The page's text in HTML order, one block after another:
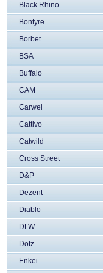
Black Rhino
Bontyre
Borbet
BSA
Buffalo
CAM
Carwel
Cattivo
Catwild
Cross Street
D&P
Dezent
Diablo
DLW
Dotz
Enkei